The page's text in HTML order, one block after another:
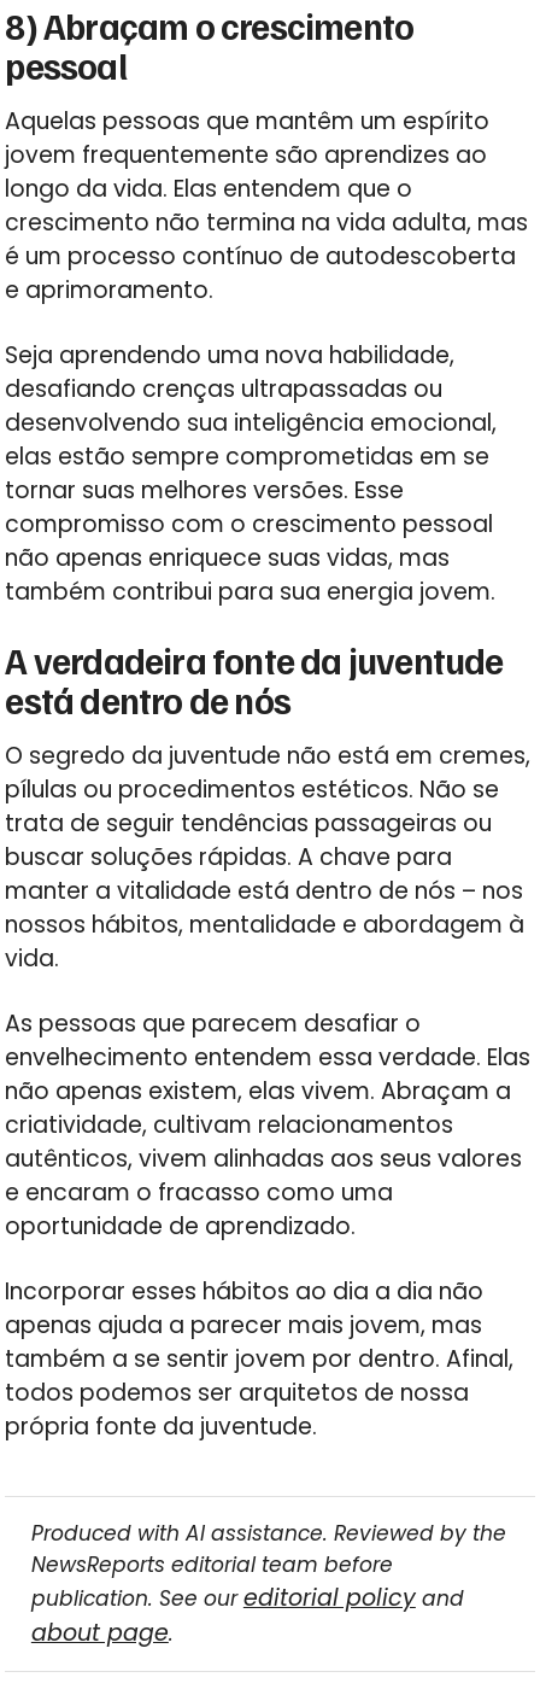
8) Abraçam o crescimento
pessoal
Aquelas pessoas que mantêm um espírito
jovem frequentemente são aprendizes ao
longo da vida. Elas entendem que o
crescimento não termina na vida adulta, mas
é um processo contínuo de autodescoberta
e aprimoramento.
Seja aprendendo uma nova habilidade,
desafiando crenças ultrapassadas ou
desenvolvendo sua inteligência emocional,
elas estão sempre comprometidas em se
tornar suas melhores versões. Esse
compromisso com o crescimento pessoal
não apenas enriquece suas vidas, mas
também contribui para sua energia jovem.
A verdadeira fonte da juventude
está dentro de nós
O segredo da juventude não está em cremes,
pílulas ou procedimentos estéticos. Não se
trata de seguir tendências passageiras ou
buscar soluções rápidas. A chave para
manter a vitalidade está dentro de nós – nos
nossos hábitos, mentalidade e abordagem à
vida.
As pessoas que parecem desafiar o
envelhecimento entendem essa verdade. Elas
não apenas existem, elas vivem. Abraçam a
criatividade, cultivam relacionamentos
autênticos, vivem alinhadas aos seus valores
e encaram o fracasso como uma
oportunidade de aprendizado.
Incorporar esses hábitos ao dia a dia não
apenas ajuda a parecer mais jovem, mas
também a se sentir jovem por dentro. Afinal,
todos podemos ser arquitetos de nossa
própria fonte da juventude.
Produced with AI assistance. Reviewed by the
NewsReports editorial team before
publication. See oureditorial policyand
about page.